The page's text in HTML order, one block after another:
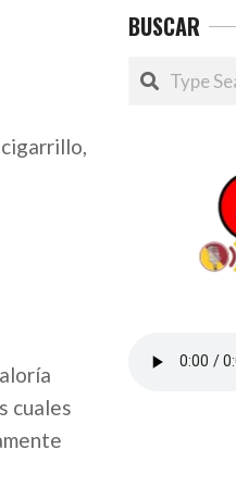
cuales
BUSCAR
Search